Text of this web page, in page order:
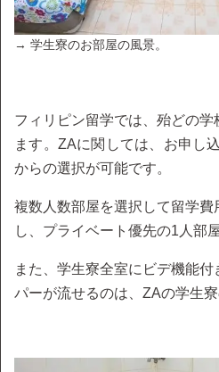
→ 学生寮のお部屋の風景。
フィリピン留学では、殆どの学
ます。ZAに関しては、お申し
からの選択が可能です。
複数人数部屋を選択して留学
し、プライベート優先の1人部
また、学生寮全室にビデ機能
パーが流せるのは、ZAの学生寮